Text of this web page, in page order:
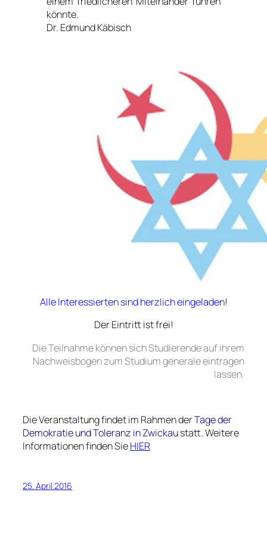
könnte.
Dr. Edmund Käbisch
Alle Interessierten sind herzlich eingeladen!
Der Eintritt ist frei!
Die Teilnahme können sich Studierende auf ihrem
Nachweisbogen zum Studium generale eintragen
lassen.
Die Veranstaltung findet im Rahmen derTage der
Demokratie und Toleranz in Zwickaustatt. Weitere
Informationen finden SieHIER
25. April 2016